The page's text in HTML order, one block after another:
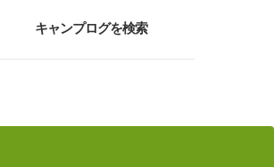
キャンプログを検索